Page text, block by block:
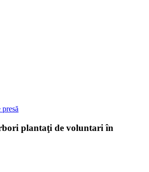
plantaţi de voluntari în